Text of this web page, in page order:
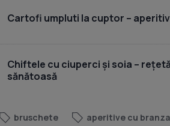
Cartofi umpluti la cuptor –
Chiftele cu ciuperci și soia –
sănătoasă
bruschete aperitive cu branza